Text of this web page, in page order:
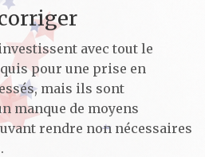
avec tout le
pour une prise en
mais ils sont
manque de moyens
rendre non nécessaires